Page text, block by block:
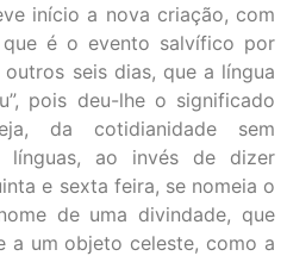
início a nova criação, com
que é o evento salvífico por
seis dias, que a língua
pois deu-lhe o significado
da cotidianidade sem
línguas, ao invés de dizer
e sexta feira, se nomeia o
de uma divindade, que
a um objeto celeste, como a